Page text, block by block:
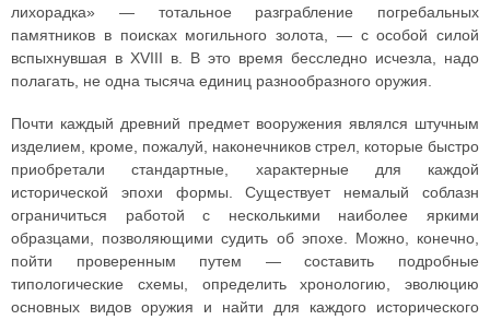
лихорадка» — тотальное разграбление погребальных
памятников в поисках могильного золота, — с особой силой
вспыхнувшая в XVIII в. В это время бесследно исчезла, надо
полагать, не одна тысяча единиц разнообразного оружия.
Почти каждый древний предмет вооружения являлся штучным
изделием, кроме, пожалуй, наконечников стрел, которые быстро
приобретали стандартные, характерные для каждой
исторической эпохи формы. Существует немалый соблазн
ограничиться работой с несколькими наиболее яркими
образцами, позволяющими судить об эпохе. Можно, конечно,
пойти проверенным путем — составить подробные
типологические схемы, определить хронологию, эволюцию
основных видов оружия и найти для каждого исторического